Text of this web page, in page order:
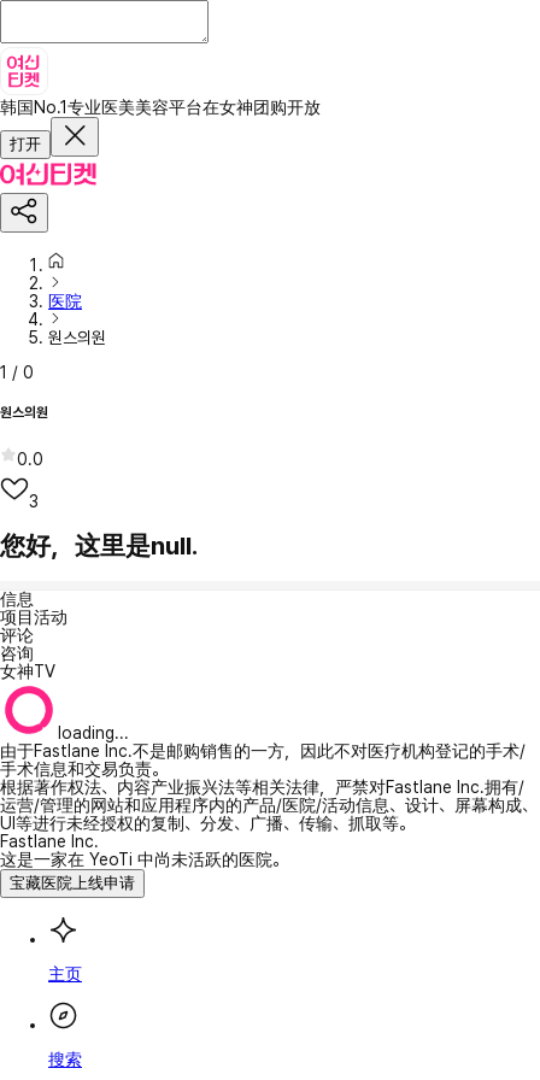
韩国No.1专业医美美容平台在女神团购开放
打开
医院
원스의원
1 / 0
원스의원
0.0
3
您好，这里是null.
信息
项目活动
评论
咨询
女神TV
loading...
由于Fastlane Inc.不是邮购销售的一方，因此不对医疗机构登记的手术/
手术信息和交易负责。
根据著作权法、内容产业振兴法等相关法律，严禁对Fastlane Inc.拥有/
运营/管理的网站和应用程序内的产品/医院/活动信息、设计、屏幕构成、
UI等进行未经授权的复制、分发、广播、传输、抓取等。
Fastlane Inc.
这是一家在 YeoTi 中尚未活跃的医院。
宝藏医院上线申请
主页
搜索